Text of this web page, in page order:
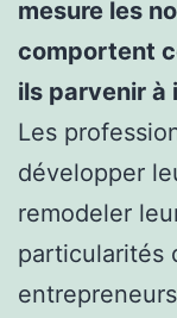
mesure les
comportent
ils parvenir à
Les
développer
remodeler
particularités